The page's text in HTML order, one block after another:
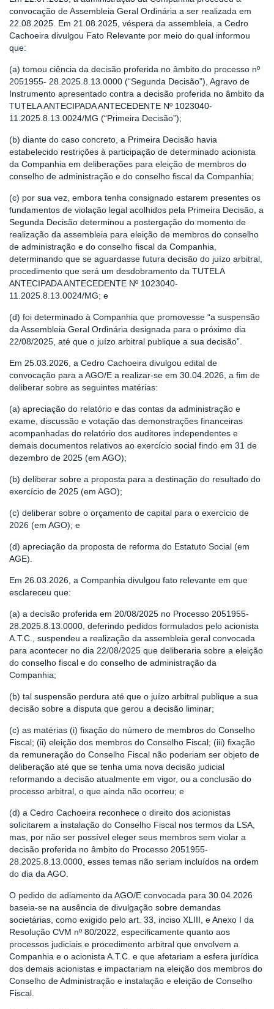
convocação de Assembleia Geral Ordinária a ser realizada em
22.08.2025. Em 21.08.2025, véspera da assembleia, a Cedro
Cachoeira divulgou Fato Relevante por meio do qual informou
que:
(a) tomou ciência da decisão proferida no âmbito do processo nº
2051955- 28.2025.8.13.0000 (“Segunda Decisão”), Agravo de
Instrumento apresentado contra a decisão proferida no âmbito da
TUTELA ANTECIPADA ANTECEDENTE Nº 1023040-
11.2025.8.13.0024/MG (“Primeira Decisão”);
(b) diante do caso concreto, a Primeira Decisão havia
estabelecido restrições à participação de determinado acionista
da Companhia em deliberações para eleição de membros do
conselho de administração e do conselho fiscal da Companhia;
(c) por sua vez, embora tenha consignado estarem presentes os
fundamentos de violação legal acolhidos pela Primeira Decisão, a
Segunda Decisão determinou a postergação do momento de
realização da assembleia para eleição de membros do conselho
de administração e do conselho fiscal da Companhia,
determinando que se aguardasse futura decisão do juízo arbitral,
procedimento que será um desdobramento da TUTELA
ANTECIPADA ANTECEDENTE Nº 1023040-
11.2025.8.13.0024/MG; e
(d) foi determinado à Companhia que promovesse “a suspensão
da Assembleia Geral Ordinária designada para o próximo dia
22/08/2025, até que o juízo arbitral publique a sua decisão”.
Em 25.03.2026, a Cedro Cachoeira divulgou edital de
convocação para a AGO/E a realizar-se em 30.04.2026, a fim de
deliberar sobre as seguintes matérias:
(a) apreciação do relatório e das contas da administração e
exame, discussão e votação das demonstrações financeiras
acompanhadas do relatório dos auditores independentes e
demais documentos relativos ao exercício social findo em 31 de
dezembro de 2025 (em AGO);
(b) deliberar sobre a proposta para a destinação do resultado do
exercício de 2025 (em AGO);
(c) deliberar sobre o orçamento de capital para o exercício de
2026 (em AGO); e
(d) apreciação da proposta de reforma do Estatuto Social (em
AGE).
Em 26.03.2026, a Companhia divulgou fato relevante em que
esclareceu que:
(a) a decisão proferida em 20/08/2025 no Processo 2051955-
28.2025.8.13.0000, deferindo pedidos formulados pelo acionista
A.T.C., suspendeu a realização da assembleia geral convocada
para acontecer no dia 22/08/2025 que deliberaria sobre a eleição
do conselho fiscal e do conselho de administração da
Companhia;
(b) tal suspensão perdura até que o juízo arbitral publique a sua
decisão sobre a disputa que gerou a decisão liminar;
(c) as matérias (i) fixação do número de membros do Conselho
Fiscal; (ii) eleição dos membros do Conselho Fiscal; (iii) fixação
da remuneração do Conselho Fiscal não poderiam ser objeto de
deliberação até que se tenha uma nova decisão judicial
reformando a decisão atualmente em vigor, ou a conclusão do
processo arbitral, o que ainda não ocorreu; e
(d) a Cedro Cachoeira reconhece o direito dos acionistas
solicitarem a instalação do Conselho Fiscal nos termos da LSA,
mas, por não ser possível eleger seus membros sem violar a
decisão proferida no âmbito do Processo 2051955-
28.2025.8.13.0000, esses temas não seriam incluídos na ordem
do dia da AGO.
O pedido de adiamento da AGO/E convocada para 30.04.2026
baseia-se na ausência de divulgação sobre demandas
societárias, como exigido pelo art. 33, inciso XLIII, e Anexo I da
Resolução CVM nº 80/2022, especificamente quanto aos
processos judiciais e procedimento arbitral que envolvem a
Companhia e o acionista A.T.C. e que afetariam a esfera jurídica
dos demais acionistas e impactariam na eleição dos membros do
Conselho de Administração e instalação e eleição de Conselho
Fiscal.